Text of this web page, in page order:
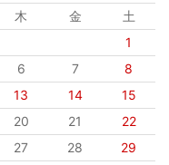
木 金
土
1
6 7
8
13 14
15
20 21
22
27 28
29